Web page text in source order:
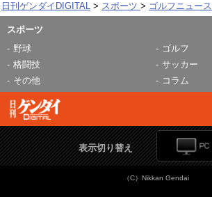
日刊ゲンダイDIGITAL スポーツ ゴルフニュース
スポーツ
野球
ゴルフ
格闘技
サッカー
その他
コラム
表示切り替え
（C）Nikkan Gendai